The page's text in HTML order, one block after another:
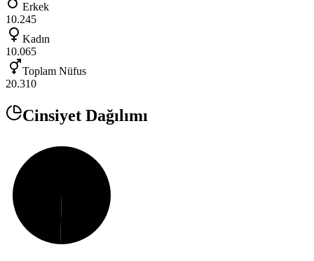
Erkek
10.245
Kadın
10.065
Toplam Nüfus
20.310
Cinsiyet Dağılımı